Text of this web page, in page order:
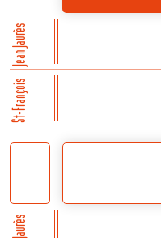
Jean Jaurès
St-François